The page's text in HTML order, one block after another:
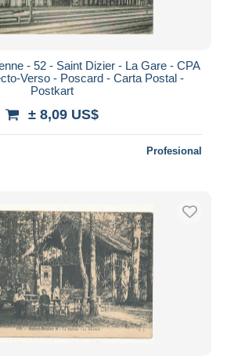
US$
bancaria
- 52 - Saint Dizier - La Gare - CPA
Verso - Poscard - Carta Postal -
Postkart
± 8,09 US$
Profesional